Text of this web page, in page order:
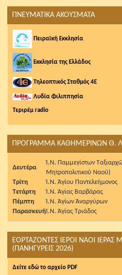
ΠΝΕΥΜΑΤΙΚΑ ΑΚΟΥΣΜΑΤΑ
Πειραϊκή Εκκλησία
Εκκλησία της Ελλάδος
Τηλεοπτικός Σταθμός 4Ε
Λυδία Φιλιππησία
Τεριρέμ radio
ΠΡΟΓΡΑΜΜΑ ΚΑΘΗΜΕΡΙΝΩΝ Θ.
Δευτέρα
Ἱ.Ν. Παμμεγίστων
Μητροπολιτικοῦ Ναοῦ)
Τρίτη
Ἱ.Ν. Ἁγίου Παντελεήμονος
Τετάρτη
Ἱ.Ν. Ἁγίας Βαρβάρας
Πέμπτη
Ἱ.Ν. Ἁγίων Ἀναργύρων
ΠαρασκευήἹ.Ν. Ἁγίας Τριάδος
ΕΟΡΤΑΖΟΝΤΕΣ ΙΕΡΟΙ ΝΑΟΙ
(ΠΑΝΗΓΥΡΕΙΣ 2026)
Δείτε εδώ το αρχείο PDF